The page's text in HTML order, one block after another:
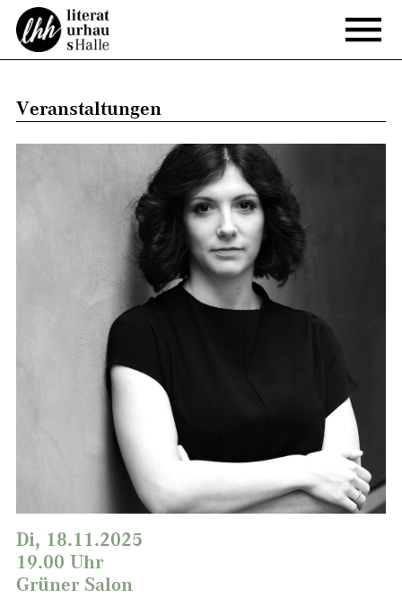
Veranstaltungen
Di, 18.11.2025
19.00 Uhr
Grüner Salon